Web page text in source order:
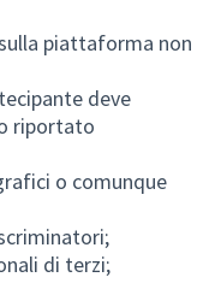
piattaforma non
deve
riportato
o comunque
di terzi;